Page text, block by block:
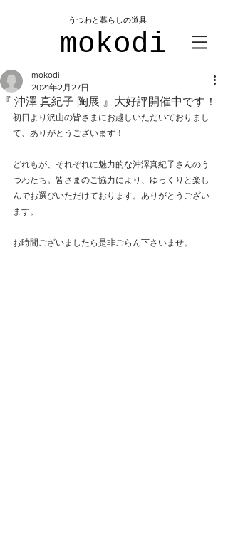
mokodi
​うつわと暮らしの道具
『 沖澤 真紀子 陶展 』大好評開催中です！
mokodi
2021年2月27日
初日より沢山の皆さまにお越しいただいておりまし
て、ありがとうございます！
どれもが、それぞれに魅力的な沖澤真紀子さんのう
つわたち。皆さまのご協力により、ゆっくりと楽し
んでお選びいただけております。ありがとうござい
ます。
お時間ございましたら是非ごらん下さいませ。